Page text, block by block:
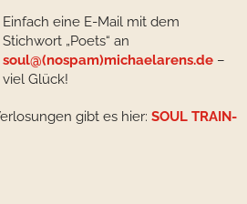
Einfach eine E-Mail mit dem
Stichwort „Poets“ an
soul@(nospam)michaelarens.de –
viel Glück!
gibt es hier: SOUL TRAIN-